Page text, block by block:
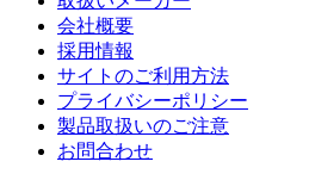
会社概要
採用情報
サイトのご利用方法
プライバシーポリシー
製品取扱いのご注意
お問合わせ